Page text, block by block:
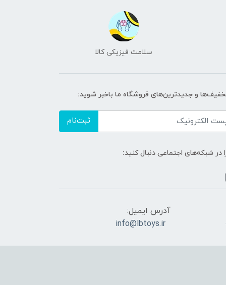
سلامت فیزیکی کالا
و جدیدترین‌های فروشگاه ما باخبر شوید:
ثبت‌نام
در شبکه‌های اجتماعی دنبال کنید:
آدرس ایمیل:
info@lbtoys.ir